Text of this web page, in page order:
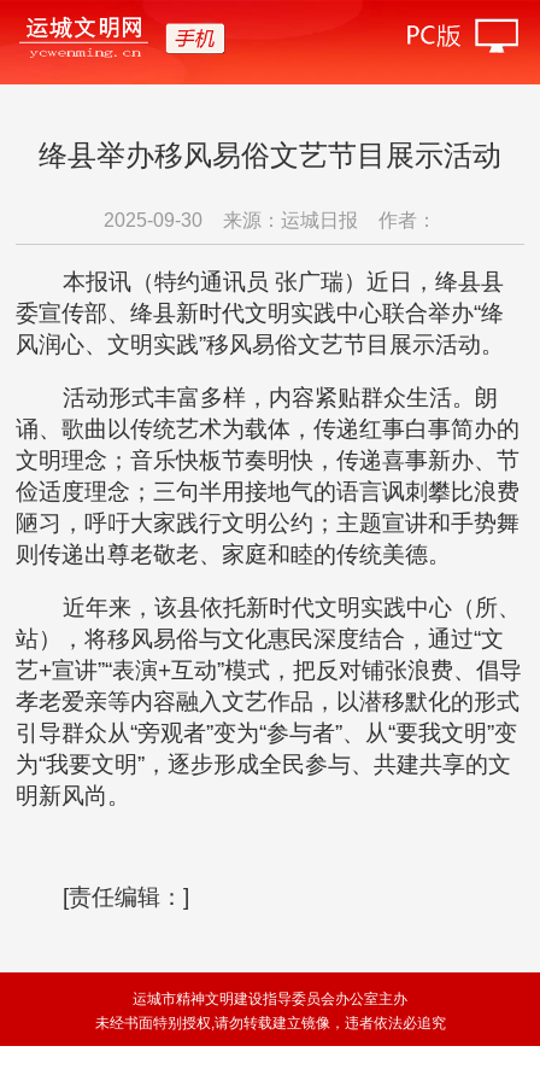
绛县举办移风易俗文艺节目展示活动
2025-09-30 来源：运城日报 作者：
本报讯（特约通讯员 张广瑞）近日，绛县县
委宣传部、绛县新时代文明实践中心联合举办“绛
风润心、文明实践”移风易俗文艺节目展示活动。
活动形式丰富多样，内容紧贴群众生活。朗
诵、歌曲以传统艺术为载体，传递红事白事简办的
文明理念；音乐快板节奏明快，传递喜事新办、节
俭适度理念；三句半用接地气的语言讽刺攀比浪费
陋习，呼吁大家践行文明公约；主题宣讲和手势舞
则传递出尊老敬老、家庭和睦的传统美德。
近年来，该县依托新时代文明实践中心（所、
站），将移风易俗与文化惠民深度结合，通过“文
艺+宣讲”“表演+互动”模式，把反对铺张浪费、倡导
孝老爱亲等内容融入文艺作品，以潜移默化的形式
引导群众从“旁观者”变为“参与者”、从“要我文明”变
为“我要文明”，逐步形成全民参与、共建共享的文
明新风尚。
[责任编辑：]
运城市精神文明建设指导委员会办公室主办
未经书面特别授权,请勿转载建立镜像，违者依法必追究